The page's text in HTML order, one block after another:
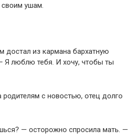
своим ушам.
из кармана бархатную
Я люблю тебя. И хочу, чтобы ты
с новостью, отец долго
— осторожно спросила мать. —